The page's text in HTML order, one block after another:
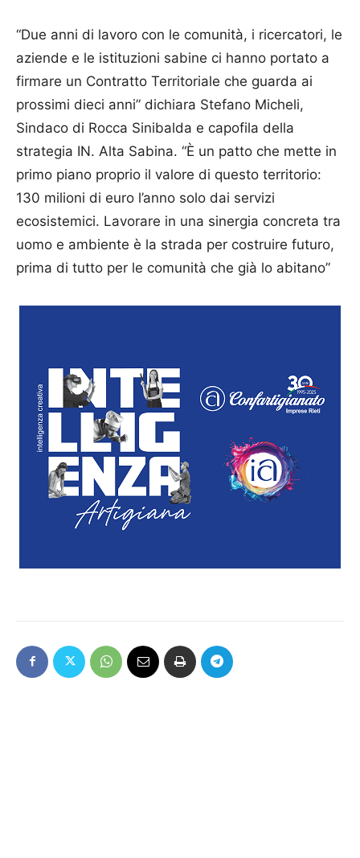
“Due anni di lavoro con le comunità, i ricercatori, le
aziende e le istituzioni sabine ci hanno portato a
firmare un Contratto Territoriale che guarda ai
prossimi dieci anni” dichiara Stefano Micheli,
Sindaco di Rocca Sinibalda e capofila della
strategia IN. Alta Sabina. “È un patto che mette in
primo piano proprio il valore di questo territorio:
130 milioni di euro l’anno solo dai servizi
ecosistemici. Lavorare in una sinergia concreta tra
uomo e ambiente è la strada per costruire futuro,
prima di tutto per le comunità che già lo abitano”